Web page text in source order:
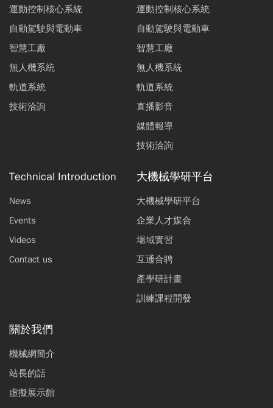
運動控制核心系統
自動駕駛與電動車
智慧工廠
無人機系統
軌道系統
技術洽詢
運動控制核心系統
自動駕駛與電動車
智慧工廠
無人機系統
軌道系統
直播影音
媒體報導
技術洽詢
Technical Introduction
News
Events
Videos
Contact us
大機械學研平台
大機械學研平台
企業人才媒合
場域實習
互通合聘
產學研計畫
訓練課程開發
關於我們
機械網簡介
站長的話
虛擬展示館